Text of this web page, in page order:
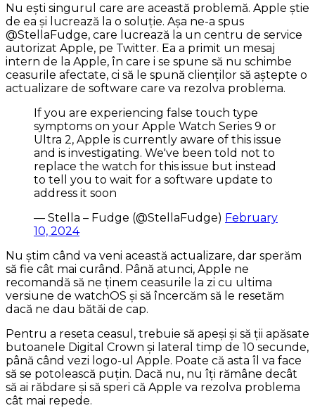
Nu ești singurul care are această problemă. Apple știe
de ea și lucrează la o soluție. Așa ne-a spus
@StellaFudge, care lucrează la un centru de service
autorizat Apple, pe Twitter. Ea a primit un mesaj
intern de la Apple, în care i se spune să nu schimbe
ceasurile afectate, ci să le spună clienților să aștepte o
actualizare de software care va rezolva problema.
If you are experiencing false touch type
symptoms on your Apple Watch Series 9 or
Ultra 2, Apple is currently aware of this issue
and is investigating. We've been told not to
replace the watch for this issue but instead
to tell you to wait for a software update to
address it soon
— Stella – Fudge (@StellaFudge) February
10, 2024
Nu știm când va veni această actualizare, dar sperăm
să fie cât mai curând. Până atunci, Apple ne
recomandă să ne ținem ceasurile la zi cu ultima
versiune de watchOS și să încercăm să le resetăm
dacă ne dau bătăi de cap.
Pentru a reseta ceasul, trebuie să apeși și să ții apăsate
butoanele Digital Crown și lateral timp de 10 secunde,
până când vezi logo-ul Apple. Poate că asta îl va face
să se potolească puțin. Dacă nu, nu îți rămâne decât
să ai răbdare și să speri că Apple va rezolva problema
cât mai repede.